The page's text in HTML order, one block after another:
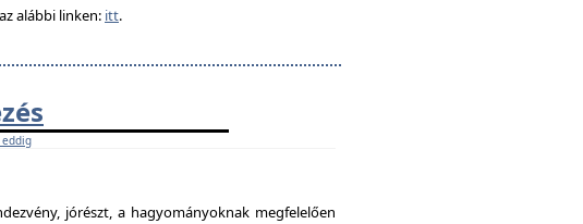
alábbi linken: itt.
jórészt, a hagyományoknak megfelelően